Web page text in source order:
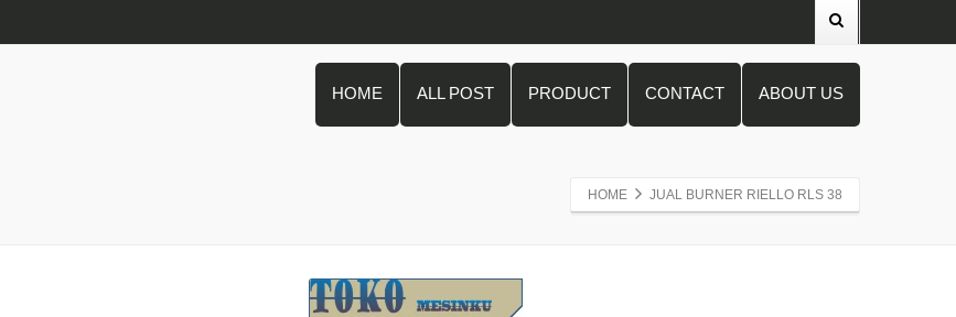
HOME ALL POST PRODUCT CONTACT ABOUT US
HOME JUAL BURNER RIELLO RLS 38